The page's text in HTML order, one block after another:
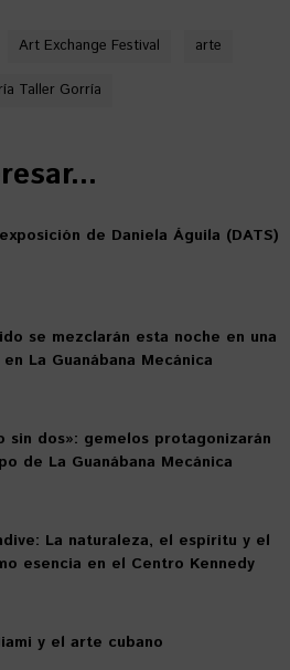
Art Exchange Festival arte
Taller Gorría
de Daniela Águila (DATS)
se mezclarán esta noche en una
La Guanábana Mecánica
sin dos»: gemelos protagonizarán
de La Guanábana Mecánica
La naturaleza, el espíritu y el
esencia en el Centro Kennedy
y el arte cubano